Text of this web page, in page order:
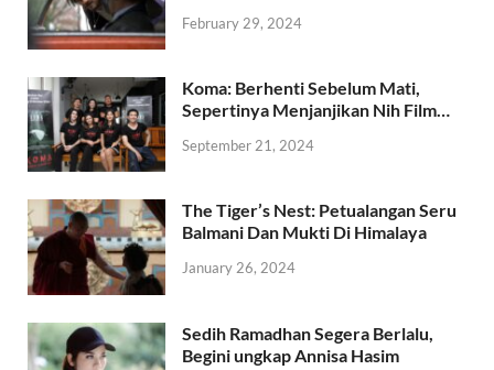
February 29, 2024
Koma: Berhenti Sebelum Mati,
Sepertinya Menjanjikan Nih Film…
September 21, 2024
The Tiger’s Nest: Petualangan Seru
Balmani Dan Mukti Di Himalaya
January 26, 2024
Sedih Ramadhan Segera Berlalu,
Begini ungkap Annisa Hasim